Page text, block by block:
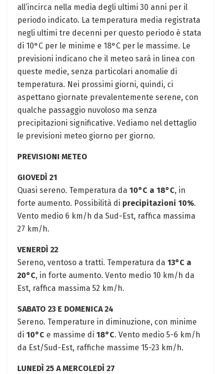
all’incirca nella media degli ultimi 30 anni per il
periodo indicato. La temperatura media registrata
negli ultimi tre decenni per questo periodo è stata
di 10°C per le minime e 18°C per le massime. Le
previsioni indicano che il meteo sarà in linea con
queste medie, senza particolari anomalie di
temperatura. Nei prossimi giorni, quindi, ci
aspettano giornate prevalentemente serene, con
qualche passaggio nuvoloso ma senza
precipitazioni significative. Vediamo nel dettaglio
le previsioni meteo giorno per giorno.
PREVISIONI METEO
GIOVEDÌ 21
Quasi sereno. Temperatura da 10°C a 18°C, in
forte aumento. Possibilità di precipitazioni 10%.
Vento medio 6 km/h da Sud-Est, raffica massima
27 km/h.
VENERDÌ 22
Sereno, ventoso a tratti. Temperatura da 13°C a
20°C, in forte aumento. Vento medio 10 km/h da
Est, raffica massima 52 km/h.
SABATO 23 E DOMENICA 24
Sereno. Temperature in diminuzione, con minime
di 10°C e massime di 18°C. Vento medio 5-6 km/h
da Est/Sud-Est, raffiche massime 15-23 km/h.
LUNEDÌ 25 A MERCOLEDÌ 27